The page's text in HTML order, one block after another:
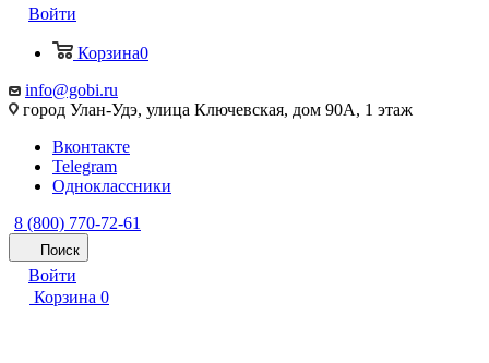
Войти
Корзина0
info@gobi.ru
город Улан-Удэ, улица Ключевская, дом 90А, 1 этаж
Вконтакте
Telegram
Одноклассники
8 (800) 770-72-61
Поиск
Войти
Корзина 0